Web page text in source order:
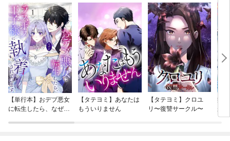
【単行本】おデブ悪女
に転生したら、なぜか
【タテヨミ】あなたは
もういりません
【タテヨミ】クロユ
リ〜復讐サークル〜
病
が
ぎ